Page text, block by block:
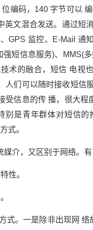
编码，140 字节可以
英文混合发送。通过短
GPS 监控、E-Mail 通
短信息服务)、MMS(
术的融合，短信 电视
人们可以随时接收短信
受信息的传 播，很大
别是青年群体对短信
式。
介，又区别于网络。有
性。
式。一是除非出现网